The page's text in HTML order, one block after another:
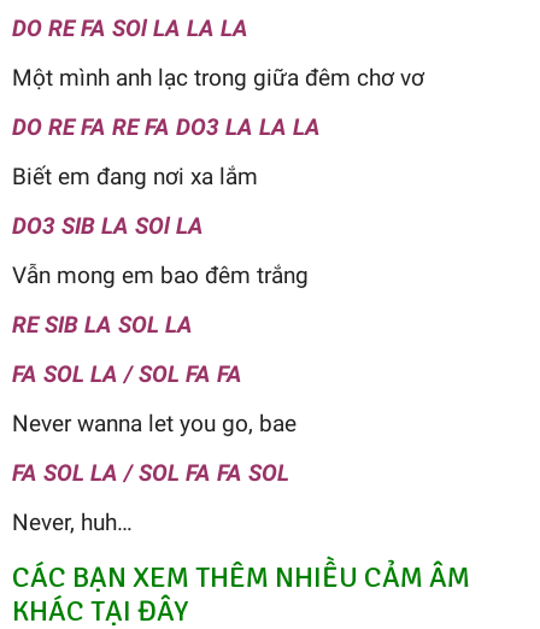
DO RE FA SOl LA LA LA
Một mình anh lạc trong giữa đêm chơ vơ
DO RE FA RE FA DO3 LA LA LA
Biết em đang nơi xa lắm
DO3 SIB LA SOl LA
Vẫn mong em bao đêm trắng
RE SIB LA SOL LA
FA SOL LA / SOL FA FA
Never wanna let you go, bae
FA SOL LA / SOL FA FA SOL
Never, huh…
CÁC BẠN XEM THÊM NHIỀU CẢM ÂM
KHÁC TẠI ĐÂY